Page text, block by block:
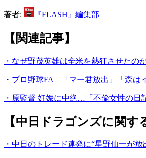
著者: 『FLASH』編集部
【関連記事】
・なぜ野茂英雄は全米を熱狂させた
・プロ野球FA 「マー君放出」「森は
・原監督 妊娠に中絶…「不倫女性の日
【中日ドラゴンズに関す
・中日のトレード連発に“星野仙一が